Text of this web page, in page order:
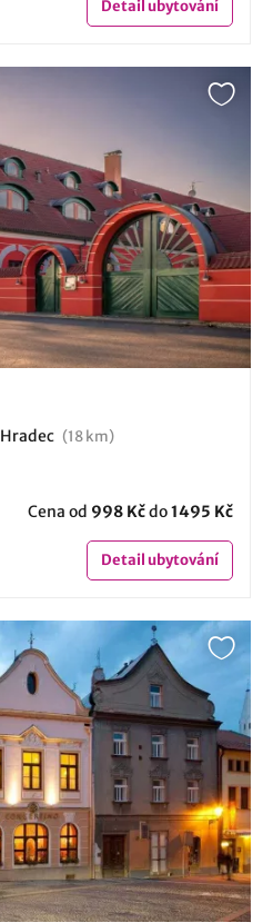
Detail ubytování
(18 km)
Cena od 998 Kčdo1495 Kč
Detailubytování